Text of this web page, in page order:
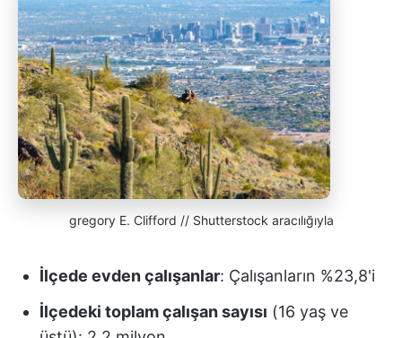
gregory E. Clifford // Shutterstock aracılığıyla
İlçede evden çalışanlar: Çalışanların %23,8'i
İlçedeki toplam çalışan sayısı (16 yaş ve